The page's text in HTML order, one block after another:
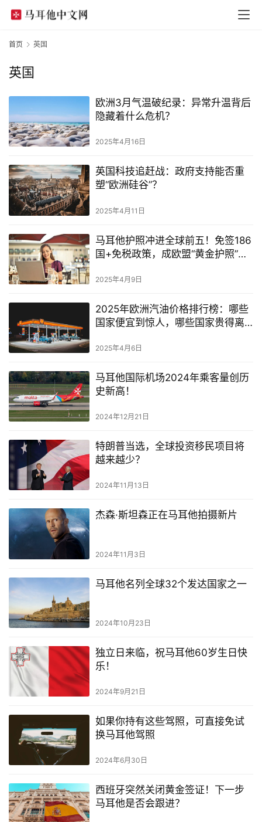
首页 英国
英国
欧洲3月气温破纪录：异常升温背后
隐藏着什么危机？
2025年4月16日
英国科技追赶战：政府支持能否重
塑“欧洲硅谷”？
2025年4月11日
马耳他护照冲进全球前五！免签186
国+免税政策，成欧盟“黄金护照”新
2025年4月9日
2025年欧洲汽油价格排行榜：哪些
国家便宜到惊人，哪些国家贵得离
2025年4月6日
马耳他国际机场2024年乘客量创历
史新高！
2024年12月21日
特朗普当选，全球投资移民项目将
越来越少？
2024年11月13日
杰森·斯坦森正在马耳他拍摄新片
2024年11月3日
马耳他名列全球32个发达国家之一
2024年10月23日
独立日来临，祝马耳他60岁生日快
乐！
2024年9月21日
如果你持有这些驾照，可直接免试
换马耳他驾照
2024年6月30日
西班牙突然关闭黄金签证！下一步
马耳他是否会跟进？